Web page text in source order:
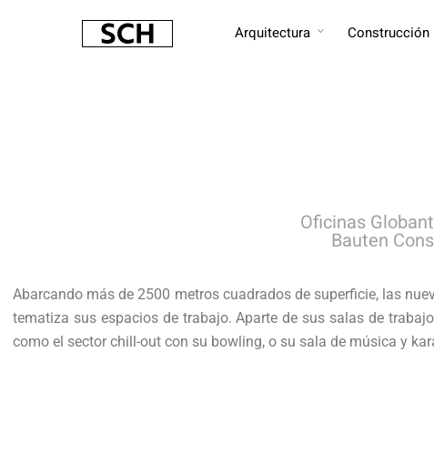
Arquitectura Construcción
Oficinas
Bauten
Abarcando más de 2500 metros cuadrados de superficie, las
tematiza sus espacios de trabajo. Aparte de sus salas de
como el sector chill-out con su bowling, o su sala de música y